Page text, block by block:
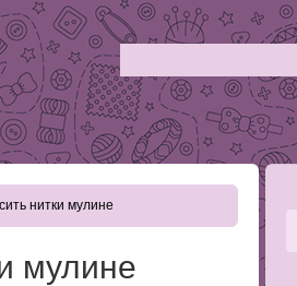
нитки мулине
мулине